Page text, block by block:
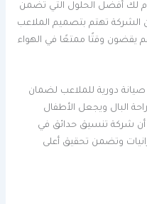
لك أفضل الحلول التي تضمن
الشركة تهتم بتصميم الملاعب
يقضون وقتًا ممتعًا في الهواء
صيانة دورية للملاعب لضمان
البال ويجعل الأطفال
أن شركة تنسيق حدائق في
وتضمن تحقيق أعلى